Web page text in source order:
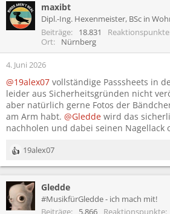
k
t
i
n
n
:
maxibt
Dipl.-Ing. Hexenmeister, BSc in
Beiträge 18.831 Reaktionspunkte
Ort
Nürnberg
4. Juni 2026
@19alex07 vollständige Passsheets in
leider aus Sicherheitsgründen nicht
aber natürlich gerne Fotos der
am Arm habt. @Gledde wird das
nachholen und dabei seinen Nagellack
R
e
k
t
i
19alex07
Gledde
#MusikfürGledde - ich mach mit!
Beiträge
5.866 Reaktionspunkte